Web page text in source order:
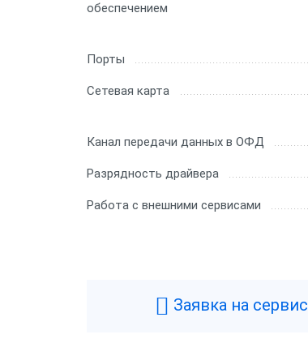
обеспечением
Порты
Сетевая карта
Канал передачи данных в ОФД
Разрядность драйвера
Работа с внешними сервисами
Заявка на сервис